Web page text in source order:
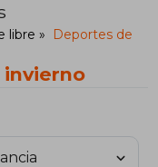
libre
Deportes de
invierno